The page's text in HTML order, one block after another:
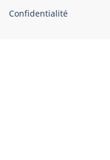
Confidentialité